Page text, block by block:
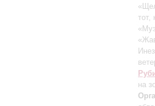
тот,
на